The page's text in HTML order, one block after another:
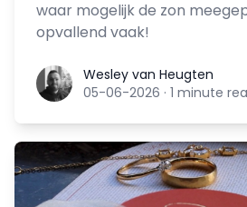
waar mogelijk de zon
opvallend vaak!
Wesley van Heugten
Wesley van Heugten
05-06-2026 · 1 minute